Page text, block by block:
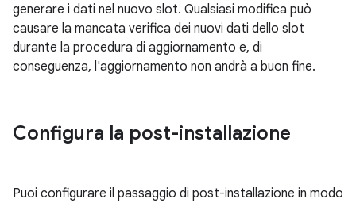
generare i dati nel nuovo slot. Qualsiasi modifica può
causare la mancata verifica dei nuovi dati dello slot
durante la procedura di aggiornamento e, di
conseguenza, l'aggiornamento non andrà a buon fine.
Configura la post-installazione
Puoi configurare il passaggio di post-installazione in modo